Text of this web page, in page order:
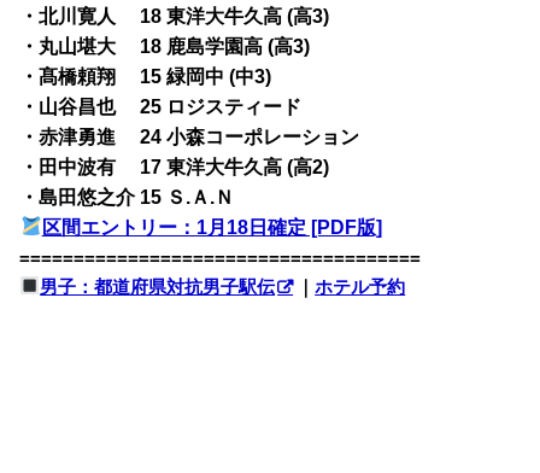
・北川寛人 18 東洋大牛久高 (高3)
・丸山堪大 18 鹿島学園高 (高3)
・髙橋頼翔 15 緑岡中 (中3)
・山谷昌也 25 ロジスティード
・赤津勇進 24 小森コーポレーション
・田中波有 17 東洋大牛久高 (高2)
・島田悠之介 15 Ｓ.Ａ.Ｎ
区間エントリー：1月18日確定 [PDF版]
=====================================
男子：都道府県対抗男子駅伝
｜ホテル予約